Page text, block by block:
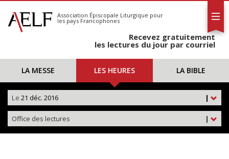
S'abonner
Calendrier
Association Épiscopale Liturgique pour
les pays Francophones
Recevez gratuitement
les lectures du jour par courriel
LA MESSE LES HEURES LA BIBLE
|
Le 21 déc. 2016
|
Office des lectures